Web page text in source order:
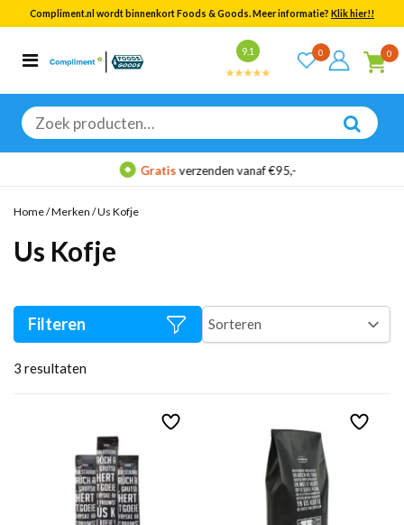
Compliment.nl wordt binnenkort Foods & Goods. Meer informatie? Klik hier!!
9.1 0 0
Zoeken
naar:
Categorieën
Bekijk alle resultaten
Gratisverzenden vanaf €95,-
Home/Merken /Us Kofje
Us Kofje
3 resultaten
Filteren